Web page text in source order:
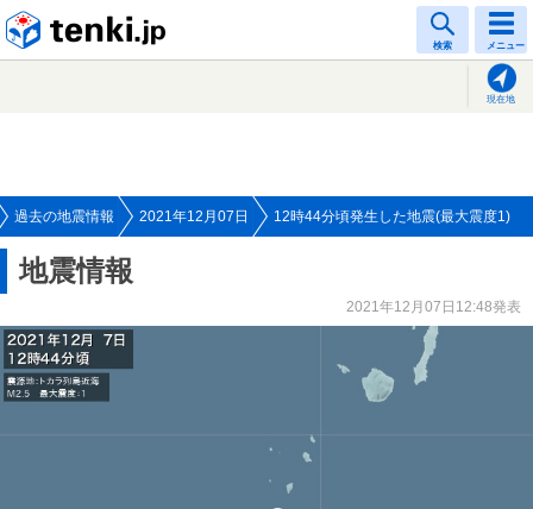
検索 メニュー
現在地
過去の地震情報 2021年12月07日 12時44分頃発生した地震(最大震度1)
地震情報
2021年12月07日12:48発表